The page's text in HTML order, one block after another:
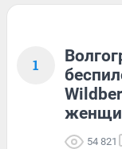
1
54 821